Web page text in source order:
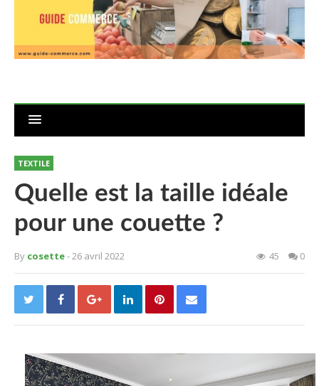
TEXTILE
Quelle est la taille idéale
pour une couette ?
By cosette- 26 avril 2022 45 0